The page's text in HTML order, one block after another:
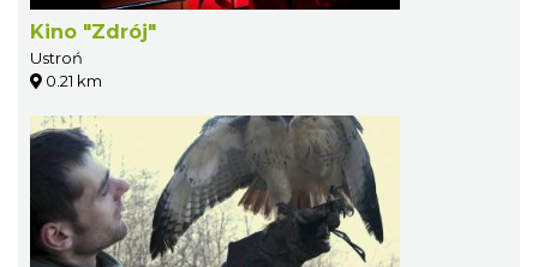
Kino "Zdrój"
Ustroń
0.21 km